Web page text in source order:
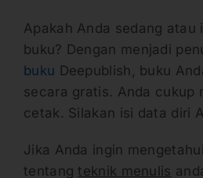
Apakah Anda sedang atau
buku? Dengan menjadi
buku Deepublish, buku
secara gratis. Anda cukup
cetak. Silakan isi data diri
Jika Anda ingin
tentangteknik menulis